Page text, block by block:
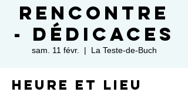
Rencontre
- Dédicaces
sam. 11 févr.
  |
La Teste-de-Buch
Heure et lieu